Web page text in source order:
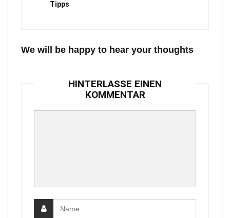
Tipps
We will be happy to hear your thoughts
HINTERLASSE EINEN
KOMMENTAR